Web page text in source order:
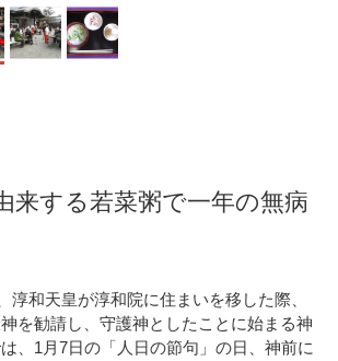
来する若菜粥で一年の無病
淳和天皇が淳和院に住まいを移した際、
を勧請し、守護神としたことに始まる神
、1月7日の「人日の節句」の日、神前に